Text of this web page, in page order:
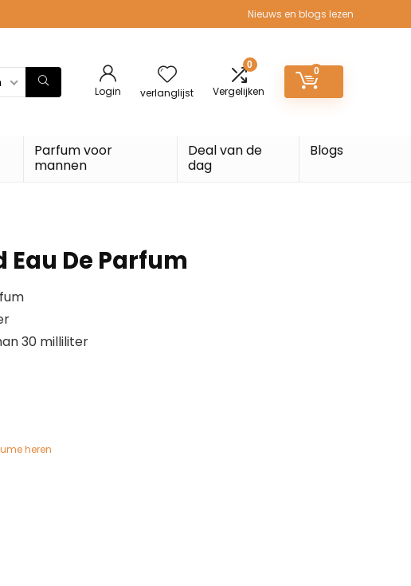
Nieuws en blogs lezen
Login verlanglijst
0
Vergelijken
0
Parfum voor
mannen
Deal van de
dag
Blogs
Eau De Parfum
30 milliliter
heren